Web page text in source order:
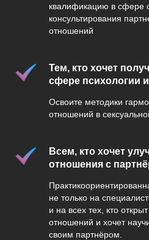
квалификацию в сфере
консультирования
отношений
Тем, кто хочет
сфере психологии
Освоите методики
отношений в
Всем, кто хочет
отношения с
не только на
и на всех тех, кто
отношений и хочет
своим партнёром.